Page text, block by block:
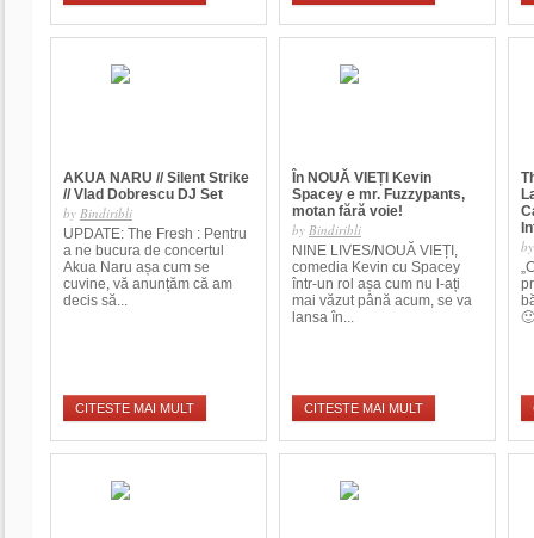
AKUA NARU // Silent Strike
// Vlad Dobrescu DJ Set
by Bindiribli
UPDATE: The Fresh : Pentru
a ne bucura de concertul
Akua Naru așa cum se
cuvine, vă anunțăm că am
decis să...
CITESTE MAI MULT
În NOUĂ VIEȚI Kevin
Spacey e mr. Fuzzypants,
motan fără voie!
by Bindiribli
NINE LIVES/NOUĂ VIEȚI,
comedia Kevin cu Spacey
într-un rol așa cum nu l-ați
mai văzut până acum, se va
lansa în...
CITESTE MAI MULT